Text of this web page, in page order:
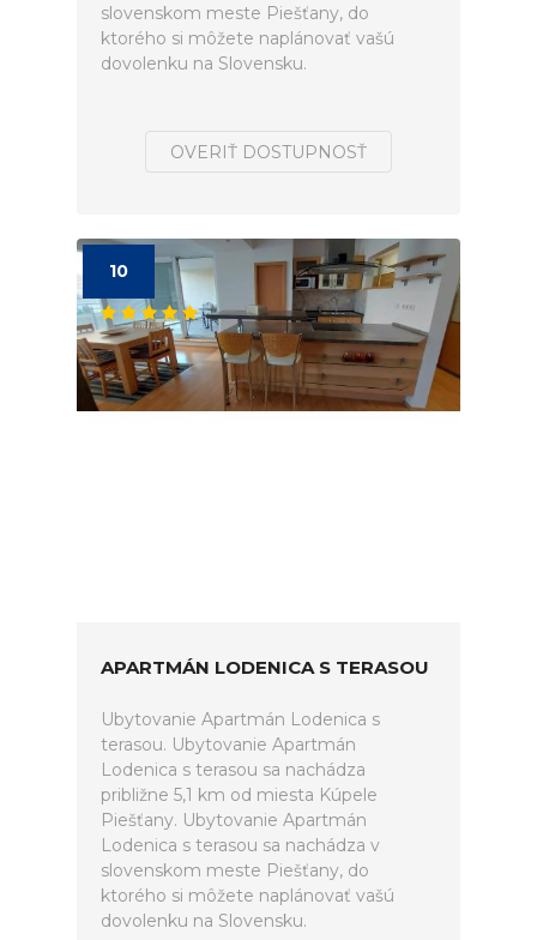
slovenskom meste Piešťany, do
ktorého si môžete naplánovať vašú
dovolenku na Slovensku.
OVERIŤ DOSTUPNOSŤ
10
APARTMÁN LODENICA S TERASOU
Ubytovanie Apartmán Lodenica s
terasou. Ubytovanie Apartmán
Lodenica s terasou sa nachádza
približne 5,1 km od miesta Kúpele
Piešťany. Ubytovanie Apartmán
Lodenica s terasou sa nachádza v
slovenskom meste Piešťany, do
ktorého si môžete naplánovať vašú
dovolenku na Slovensku.